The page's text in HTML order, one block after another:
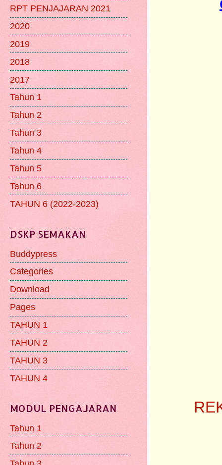
RPT PENJAJARAN 2021
2020
2019
2018
2017
Tahun 1
Tahun 2
Tahun 3
Tahun 4
Tahun 5
Tahun 6
TAHUN 6 (2022-2023)
DSKP SEMAKAN
Buddypress
Categories
Download
Pages
TAHUN 1
TAHUN 2
TAHUN 3
TAHUN 4
MODUL PENGAJARAN
Tahun 1
Tahun 2